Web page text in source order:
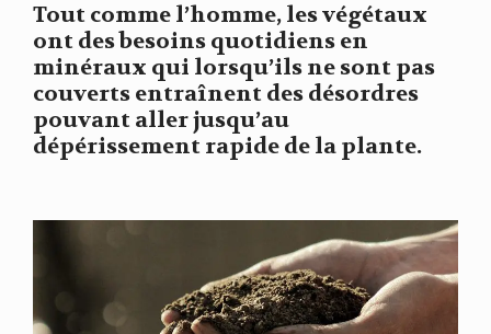
Tout comme l’homme, les végétaux
ont des besoins quotidiens en
minéraux qui lorsqu’ils ne sont pas
couverts entraînent des désordres
pouvant aller jusqu’au
dépérissement rapide de la plante.